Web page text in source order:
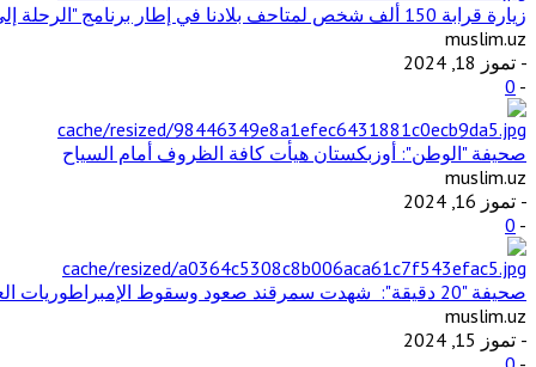
زيارة قرابة 150 ألف شخص لمتاحف بلادنا في إطار برنامج "الرحلة إلى الماضي"
muslim.uz
- تموز 18, 2024
-
0
صحيفة "الوطن": أوزبكستان هيأت كافة الظروف أمام السياح
muslim.uz
- تموز 16, 2024
-
0
صحيفة "20 دقيقة": شهدت سمرقند صعود وسقوط الإمبراطوريات العظيمة وتفاعل الثقافات والحضارات المختلفة
muslim.uz
- تموز 15, 2024